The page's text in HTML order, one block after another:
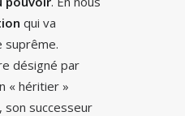
qui va
suprême.
désigné par
« héritier »
son successeur